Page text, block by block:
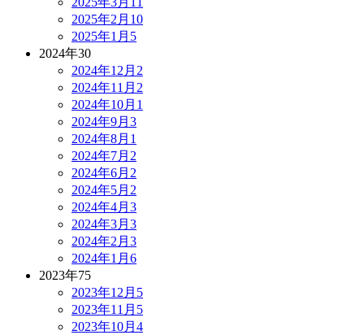
2025年2月 10
2025年1月 5
2024年30
2024年12月 2
2024年11月 2
2024年10月 1
2024年9月 3
2024年8月 1
2024年7月 2
2024年6月 2
2024年5月 2
2024年4月 3
2024年3月 3
2024年2月 3
2024年1月 6
2023年75
2023年12月 5
2023年11月 5
2023年10月 4